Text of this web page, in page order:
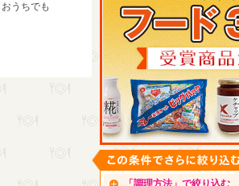
うちでも
「調理方法」で絞り込む